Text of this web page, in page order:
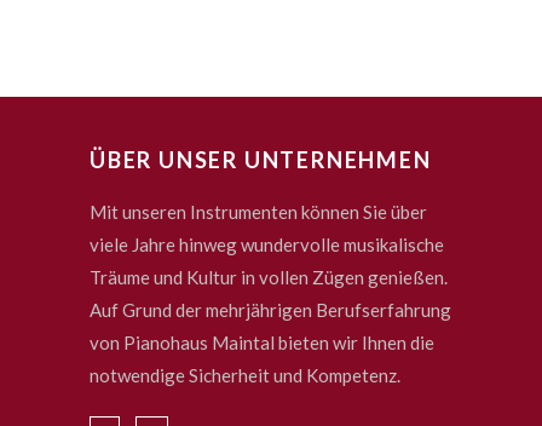
ÜBER UNSER UNTERNEHMEN
Mit unseren Instrumenten können Sie über
viele Jahre hinweg wundervolle musikalische
Träume und Kultur in vollen Zügen genießen.
Auf Grund der mehrjährigen Berufserfahrung
von Pianohaus Maintal bieten wir Ihnen die
notwendige Sicherheit und Kompetenz.